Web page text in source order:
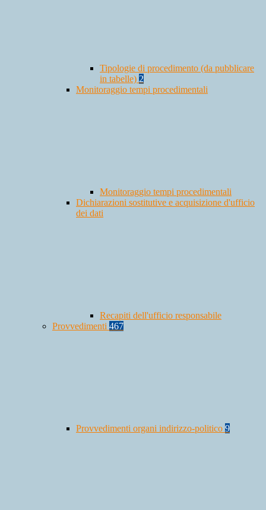
Tipologie di procedimento (da pubblicare
in tabelle) 2
Monitoraggio tempi procedimentali
Monitoraggio tempi procedimentali
Dichiarazioni sostitutive e acquisizione d'ufficio
dei dati
Recapiti dell'ufficio responsabile
Provvedimenti 467
Provvedimenti organi indirizzo-politico 9